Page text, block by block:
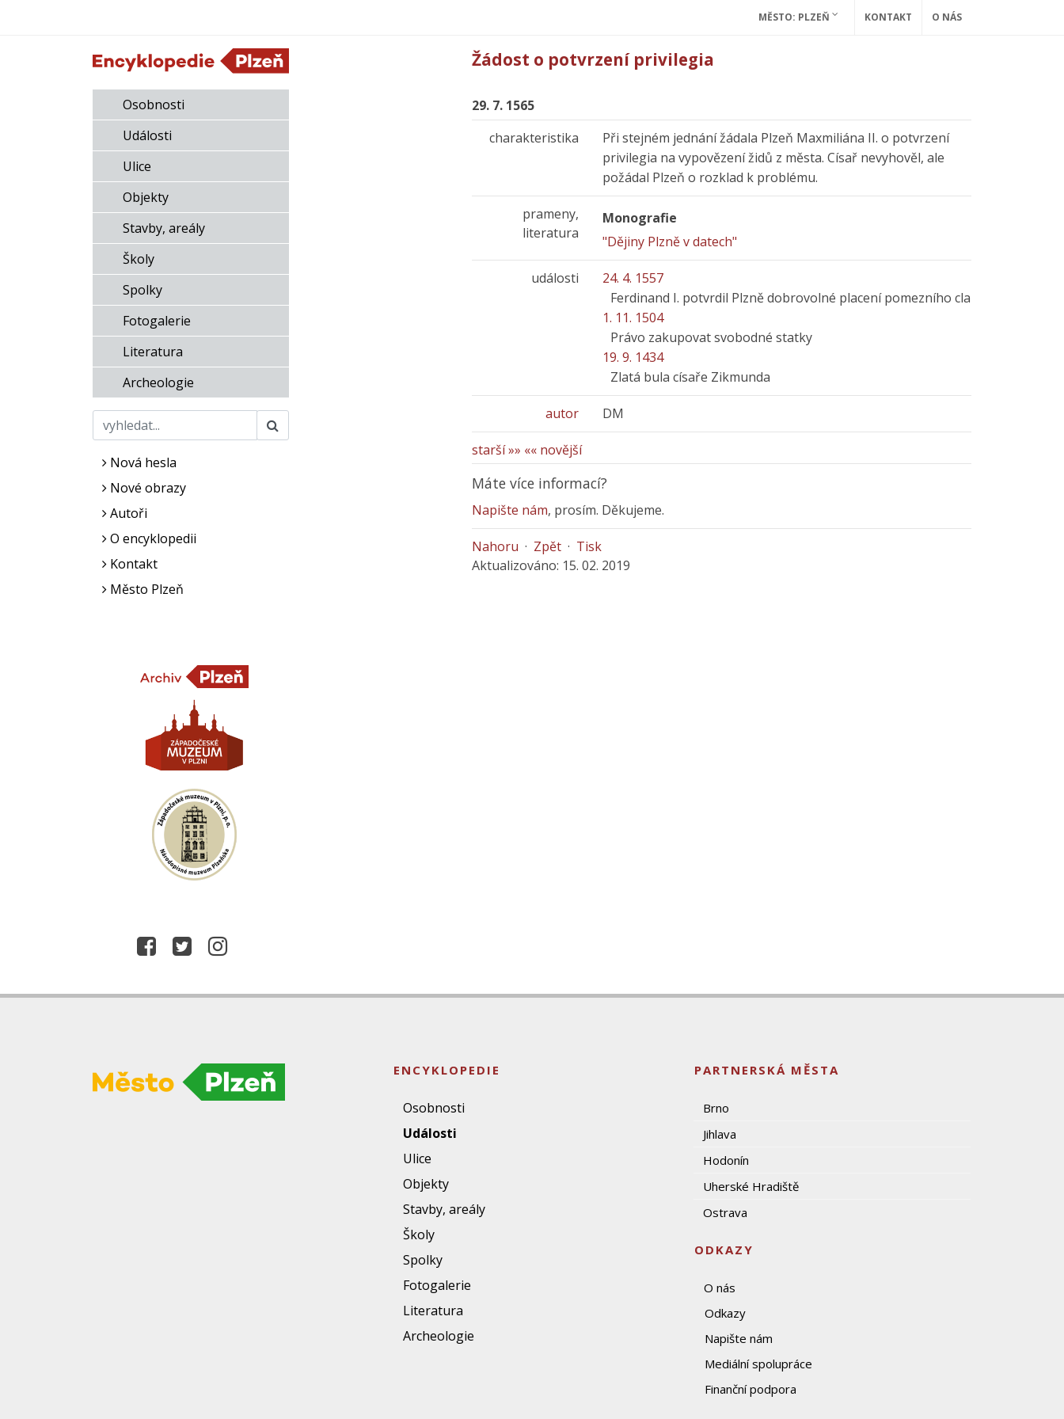
MĚSTO: PLZEŇ KONTAKT O NÁS
Osobnosti
Události
Ulice
Objekty
Stavby, areály
Školy
Spolky
Fotogalerie
Literatura
Archeologie
Nová hesla
Nové obrazy
Autoři
O encyklopedii
Kontakt
Město Plzeň
Žádost o potvrzení privilegia
29. 7. 1565
charakteristika
Při stejném jednání žádala Plzeň Maxmiliána II. o potvrzení
privilegia na vypovězení židů z města. Císař nevyhověl, ale
požádal Plzeň o rozklad k problému.
prameny,
literatura
Monografie
"Dějiny Plzně v datech"
události
24. 4. 1557
Ferdinand I. potvrdil Plzně dobrovolné placení pomezního cla
1. 11. 1504
Právo zakupovat svobodné statky
19. 9. 1434
Zlatá bula císaře Zikmunda
autor DM
starší »» «« novější
Máte více informací?
Napište nám, prosím. Děkujeme.
Nahoru · Zpět · Tisk
Aktualizováno: 15. 02. 2019
ENCYKLOPEDIE
Osobnosti
Události
Ulice
Objekty
Stavby, areály
Školy
Spolky
Fotogalerie
Literatura
Archeologie
PARTNERSKÁ MĚSTA
Brno
Jihlava
Hodonín
Uherské Hradiště
Ostrava
ODKAZY
O nás
Odkazy
Napište nám
Mediální spolupráce
Finanční podpora